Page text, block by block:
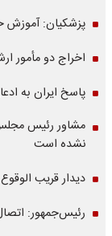
پزشکیان: آموزش
اخراج دو مأمور
پاسخ ایران به
مشاور رئیس
نشده است
دیدار قریب
رئیس‌جمهور: